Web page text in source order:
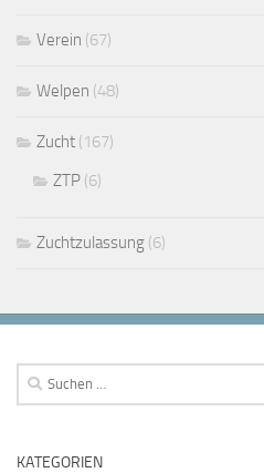
Verein (67)
Welpen (48)
Zucht (167)
ZTP (6)
Zuchtzulassung (6)
Suchen
nach:
KATEGORIEN